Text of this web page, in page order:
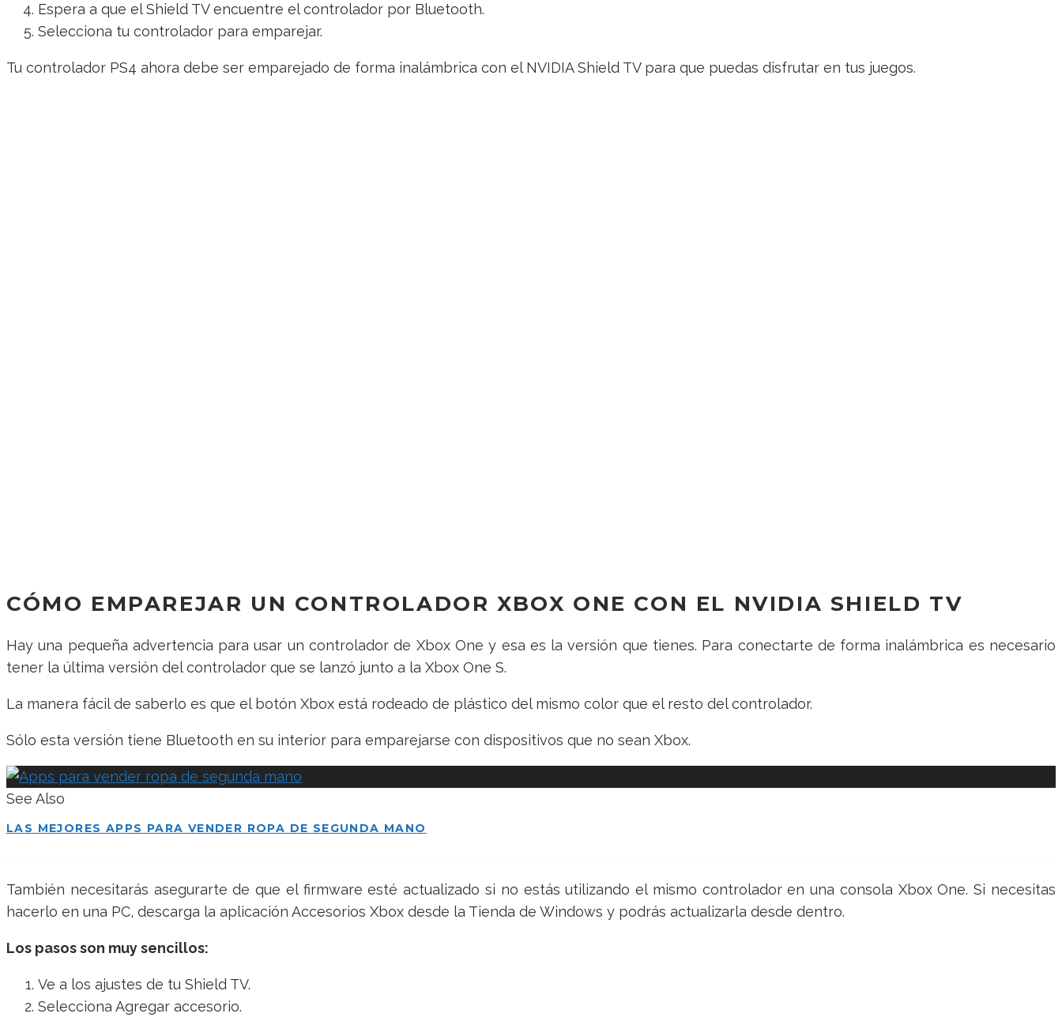
Espera a que el Shield TV encuentre el controlador por Bluetooth.
Selecciona tu controlador para emparejar.
Tu controlador PS4 ahora debe ser emparejado de forma inalámbrica con el NVIDIA Shield TV para que puedas disfrutar en tus juegos.
CÓMO EMPAREJAR UN CONTROLADOR XBOX ONE CON EL NVIDIA SHIELD TV
Hay una pequeña advertencia para usar un controlador de Xbox One y esa es la versión que tienes. Para conectarte de forma inalámbrica es necesario
tener la última versión del controlador que se lanzó junto a la Xbox One S.
La manera fácil de saberlo es que el botón Xbox está rodeado de plástico del mismo color que el resto del controlador.
Sólo esta versión tiene Bluetooth en su interior para emparejarse con dispositivos que no sean Xbox.
See Also
LAS MEJORES APPS PARA VENDER ROPA DE SEGUNDA MANO
También necesitarás asegurarte de que el firmware esté actualizado si no estás utilizando el mismo controlador en una consola Xbox One. Si necesitas
hacerlo en una PC, descarga la aplicación Accesorios Xbox desde la Tienda de Windows y podrás actualizarla desde dentro.
Los pasos son muy sencillos:
Ve a los ajustes de tu Shield TV.
Selecciona Agregar accesorio.